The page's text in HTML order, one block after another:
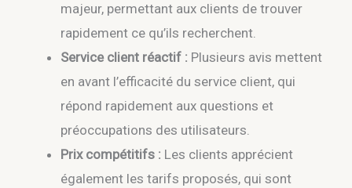
majeur, permettant aux clients de trouver
rapidement ce qu’ils recherchent.
Service client réactif : Plusieurs avis mettent
en avant l’efficacité du service client, qui
répond rapidement aux questions et
préoccupations des utilisateurs.
Prix compétitifs : Les clients apprécient
également les tarifs proposés, qui sont